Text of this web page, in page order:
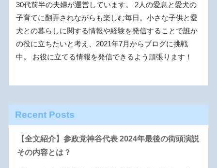
30代前半の夫婦が運営しています。 2人の愛息と愛犬の
子育てに翻弄されながらも楽しむ毎日。小さな子供と愛
犬との暮らしに関する情報や経験を発信することで誰か
の役に立ちたいと考え、2021年7月からブログに挑戦
中。 お役に立てる情報を発信できるよう頑張ります！
Recent Posts
【全文紹介】参政党神谷代表 2024年最後の街頭演説
その内容とは？